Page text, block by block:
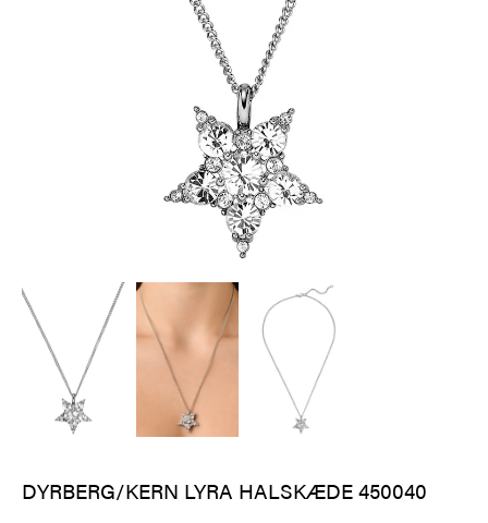
DYRBERG/KERN LYRA HALSKÆDE 450040